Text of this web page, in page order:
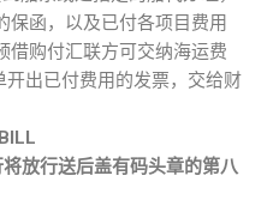
保函，以及已付各项目费用
借购付汇联方可交纳海运费
开出已付费用的发票，交给财
放行送后盖有码头章的第八